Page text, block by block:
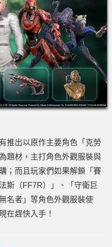
推出以原作主要角色「克勞
題材，主打角色外觀服裝與
；而且玩家們如果解鎖「賽
斯（FF7R）」、「守衛巨
名者」等角色外觀服裝使
在趕快入手！